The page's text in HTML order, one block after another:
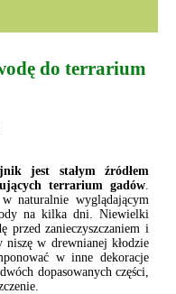
do terrarium
jest stałym źródłem
terrarium gadów.
naturalnie wyglądającym
na kilka dni. Niewielki
przed zanieczyszczaniem i
w drewnianej kłodzie
w inne dekoracje
dopasowanych części,